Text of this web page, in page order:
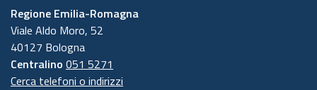
Regione Emilia-Romagna
Viale Aldo Moro, 52
40127 Bologna
Centralino 051 5271
Cerca telefoni o indirizzi